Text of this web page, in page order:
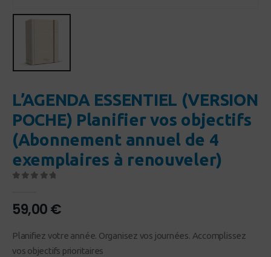
L’AGENDA ESSENTIEL (VERSION
POCHE) Planifier vos objectifs
(Abonnement annuel de 4
exemplaires à renouveler)
59,00€
Planifiez votre année. Organisez vos journées. Accomplissez
vos objectifs prioritaires